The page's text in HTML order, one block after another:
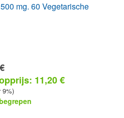
mg. 60 Vegetarische
11,20 €
9%)